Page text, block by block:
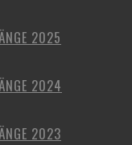
2025
2024
2023